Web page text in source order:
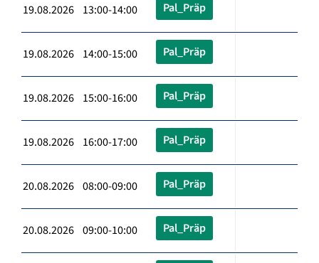
19.08.2026 13:00-14:00 Pal_Präp
19.08.2026 14:00-15:00 Pal_Präp
19.08.2026 15:00-16:00 Pal_Präp
19.08.2026 16:00-17:00 Pal_Präp
20.08.2026 08:00-09:00 Pal_Präp
20.08.2026 09:00-10:00 Pal_Präp